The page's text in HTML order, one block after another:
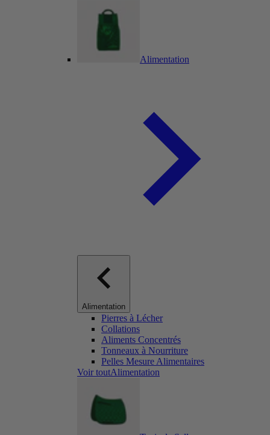
Alimentation
Alimentation
Pierres à Lécher
Collations
Aliments Concentrés
Tonneaux à Nourriture
Pelles Mesure Alimentaires
Voir toutAlimentation